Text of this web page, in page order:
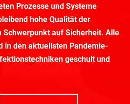
Prozesse und Systeme
hohe Qualität der
Schwerpunkt auf Sicherheit. Alle
in den aktuellsten Pandemie-
geschult und